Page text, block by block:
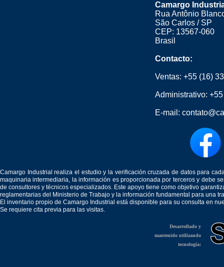
Camargo
Rua Antônio
São Carlos / SP
CEP: 13567-060
Brasil
Contacto:
Ventas: +55 (16)
Administrativo:
E-mail:
Camargo Industrial realiza el estudio y la verificación cruzada de datos para
maquinaria intermediaria, la información es proporcionada por terceros y debe
de consultores y técnicos especializados. Este apoyo tiene como objetivo
reglamentarias del Ministerio de Trabajo y la información fundamental para una
El inventario propio de Camargo Industrial está disponible para su consulta en
Se requiere cita previa para las visitas.
Desarrollado y
mantenido utilizando
tecnología: